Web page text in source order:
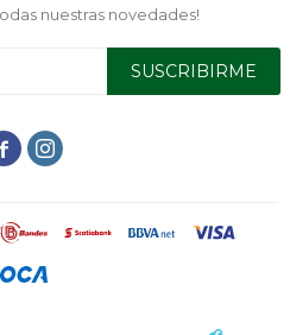
nuestras novedades!
SUSCRIBIRME
